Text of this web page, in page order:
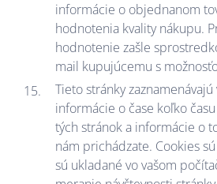
informácie o objednanom
hodnotenia kvality nákupu.
hodnotenie zašle
mail kupujúcemu s
Tieto stránky zaznamenávajú
informácie o čase koľko
tých stránok a informácie o
nám prichádzate. Cookies
sú ukladané vo vašom